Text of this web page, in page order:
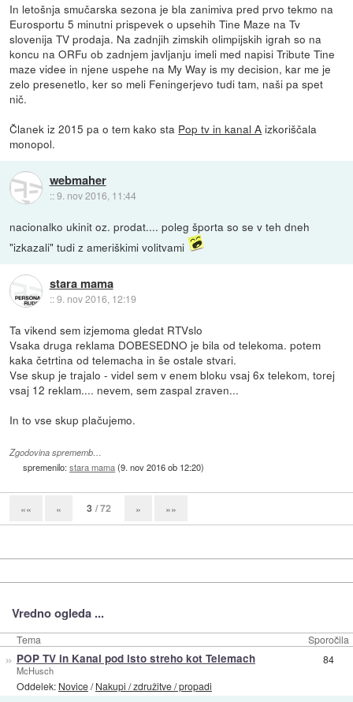
In letošnja smučarska sezona je bla zanimiva pred prvo tekmo na
Eurosportu 5 minutni prispevek o upsehih Tine Maze na Tv
slovenija TV prodaja. Na zadnjih zimskih olimpijskih igrah so na
koncu na ORFu ob zadnjem javljanju imeli med napisi Tribute Tine
maze videe in njene uspehe na My Way is my decision, kar me je
zelo presenetlo, ker so meli Feningerjevo tudi tam, naši pa spet
nič.
Članek iz 2015 pa o tem kako sta Pop tv in kanal A izkoriščala
monopol.
webmaher
::9. nov 2016, 11:44
nacionalko ukinit oz. prodat.... poleg športa so se v teh dneh
"izkazali" tudi z ameriškimi volitvami
stara mama
::9. nov 2016, 12:19
Ta vikend sem izjemoma gledat RTVslo
Vsaka druga reklama DOBESEDNO je bila od telekoma. potem
kaka četrtina od telemacha in še ostale stvari.
Vse skup je trajalo - videl sem v enem bloku vsaj 6x telekom, torej
vsaj 12 reklam.... nevem, sem zaspal zraven...
In to vse skup plačujemo.
Zgodovina sprememb…
spremenilo:stara mama(9. nov 2016 ob 12:20)
«« « 3 / 72 » »»
Vredno ogleda ...
Tema Sporočila
» POP TV in Kanal pod isto streho kot Telemach
McHusch
Oddelek: Novice/Nakupi / združitve / propadi
84